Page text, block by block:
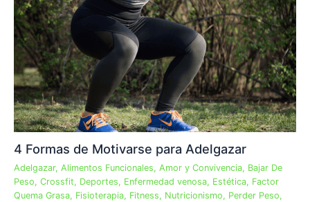
4 Formas de Motivarse para Adelgazar
Adelgazar, Alimentos Funcionales, Amor y Convivencia, Bajar De
Peso, Crossfit, Deportes, Enfermedad venosa, Estética, Factor
Quema Grasa, Fisioterapia, Fitness, Nutricionismo, Perder Peso,